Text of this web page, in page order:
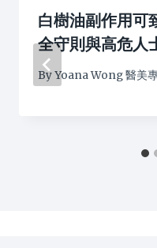
白樹油副作用可
全守則與高危人
ByYoana Wong 醫美